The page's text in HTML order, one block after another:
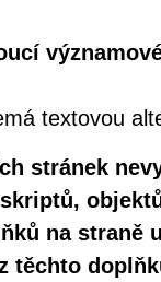
textovou
stránek
na straně
těchto